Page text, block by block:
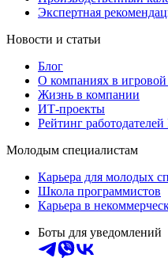
Экспертная
Новости и статьи
Блог
О компаниях в
Жизнь в компании
ИТ-проекты
Рейтинг работодателей
Молодым специалистам
Карьера для молодых
Школа программистов
Карьера в
Боты для уведомлений